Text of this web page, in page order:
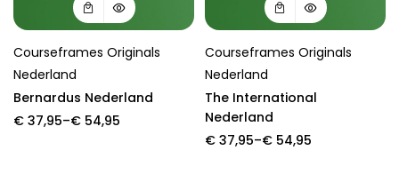
Courseframes Originals
Nederland
Bernardus Nederland
€ 37,95–€ 54,95
Price
Courseframes Originals
Nederland
The International
Nederland
€ 37,95–€ 54,95
Price